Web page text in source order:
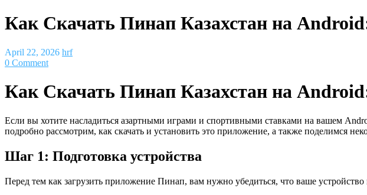
Как Скачать Пинап Казахстан на
April 22, 2026 hrf
0 Comment
Как Скачать Пинап Казахстан на
Если вы хотите насладиться азартными играми и спортивными ставками на вашем
подробно рассмотрим, как скачать и установить это приложение, а также поделимся
Шаг 1: Подготовка устройства
Перед тем как загрузить приложение Пинап, вам нужно убедиться, что ваше